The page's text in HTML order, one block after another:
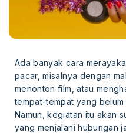
Ada banyak cara
pacar, misalnya dengan
menonton film, atau
tempat-tempat yang
Namun, kegiatan itu akan
yang menjalani hubungan